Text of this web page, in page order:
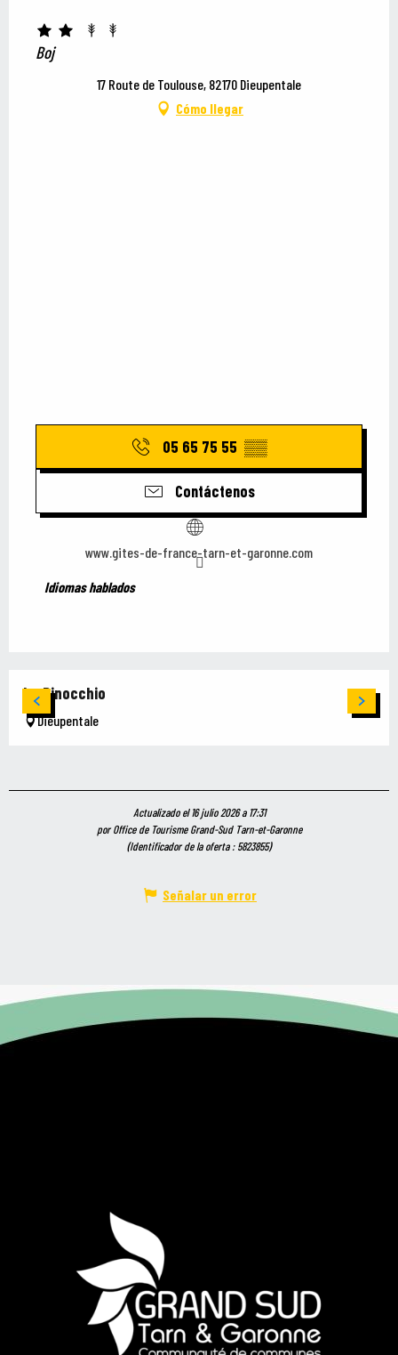
Boj
17 Route de Toulouse, 82170 Dieupentale
Cómo llegar
05 65 75 55 ▒▒
Contáctenos
www.gites-de-france-tarn-et-garonne.com
Idiomas hablados
Idiomas hablados
Le Pinocchio
Dieupentale
Actualizado el 16 julio 2026 a 17:31
por Office de Tourisme Grand-Sud Tarn-et-Garonne
(Identificador de la oferta :5823855)
Señalar un error